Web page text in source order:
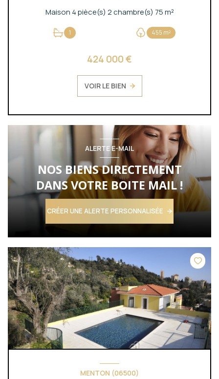
Maison 4 pièce(s) 2 chambre(s) 75 m²
1 455 m²
424 000 €
VOIR LE BIEN
ALERTE E-MAIL
NOS BIENS DIRECTEMENT
DANS VOTRE BOITE MAIL !
CRÉER UNE ALERTE PERSONNALISÉE
MENTON (06500)